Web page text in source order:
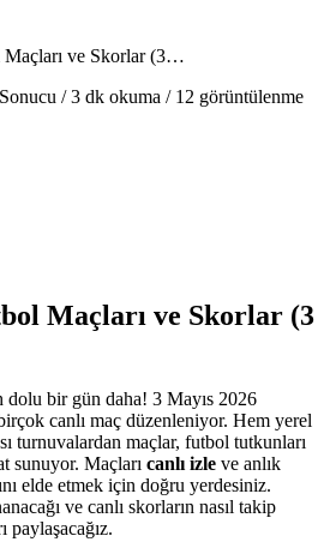
Maçları ve Skorlar (3…
/3 dk okuma / 12 görüntülenme
Maçları ve Skorlar (3
dolu bir gün daha! 3 Mayıs 2026
canlı maç düzenleniyor. Hem yerel
turnuvalardan maçlar, futbol tutkunları
sunuyor. Maçları canlı izle ve anlık
elde etmek için doğru yerdesiniz.
ve canlı skorların nasıl takip
paylaşacağız.